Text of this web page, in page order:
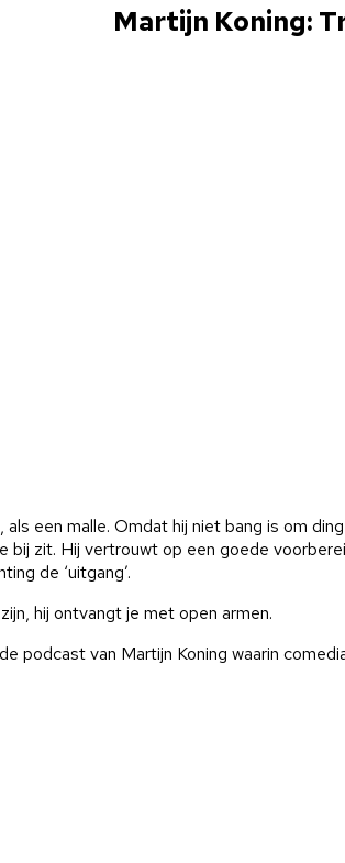
Martijn Koning:
als een malle. Omdat hij niet bang is om
bij zit. Hij vertrouwt op een goede
de ‘uitgang’.
hij ontvangt je met open armen.
podcast van Martijn Koning waarin